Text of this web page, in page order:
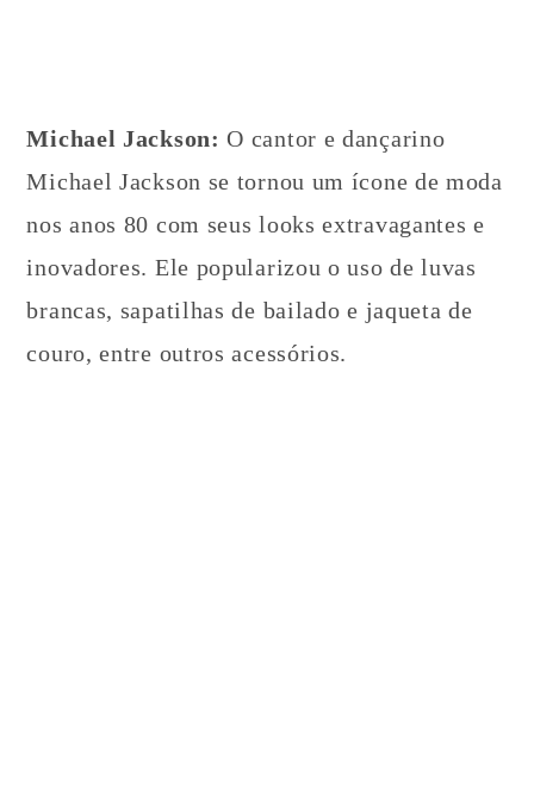
Michael Jackson: O cantor e dançarino
Michael Jackson se tornou um ícone de moda
nos anos 80 com seus looks extravagantes e
inovadores. Ele popularizou o uso de luvas
brancas, sapatilhas de bailado e jaqueta de
couro, entre outros acessórios.